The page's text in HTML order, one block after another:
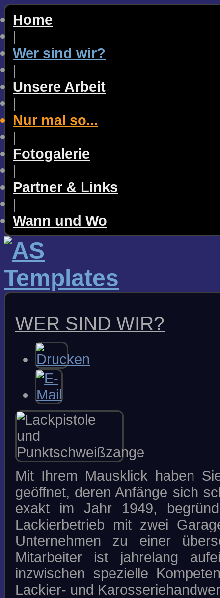
Home
|
Wer sind wir?
|
Unsere Arbeit
|
Nur mal so...
|
Fotogalerie
|
Partner & Links
|
Wann und Wo
WER SIND WIR?
Mit Ihrem Mausklick haben
geöffnet, deren Anfänge sich
exakt im Jahr 1949,
Lackierbetrieb mit zwei
Unternehmen zu einer
Mitarbeiter ist jahrelang
inzwischen spezielle
Lackier- und
RICHTIG SPACHTELN
AUSBESSERN MIT SPRAY
KRATZER & SCHRAMMEN
POLIEREN
FAQS & WISSEN
WARUM FARBUNTERSCHIEDE?
METAMERIE &
FARBTONMESSUNG
ORIGINALLACK ??? Teil I-II
DIE BEILACKIERUNG UND
DEREN AKZEPTANZ Teil I-VI
PERLENGLANZ UND
INTERFERENZ
CHROM AUS DER PISTOLE
GLANZVERLUST VON ROT
MATT-LACKIERUNGEN
KTM ORANGE
ZUKUNFTSWEISENDE
ELEFANTENZEUG & ANDERE
STORIES
INSEKTEN, VOGELKOT, HARZ
UND BETON
DIE EINBRENNLACKIERUNG
L A C K I E R F E H L E R
KONTAKT
030-541 80 00
SUCHE
IMPRESSUM/DATENSCHUTZ
*DOWNLOADS*